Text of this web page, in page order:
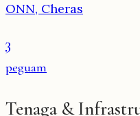
ONN, Cheras
3
peguam
Tenaga &